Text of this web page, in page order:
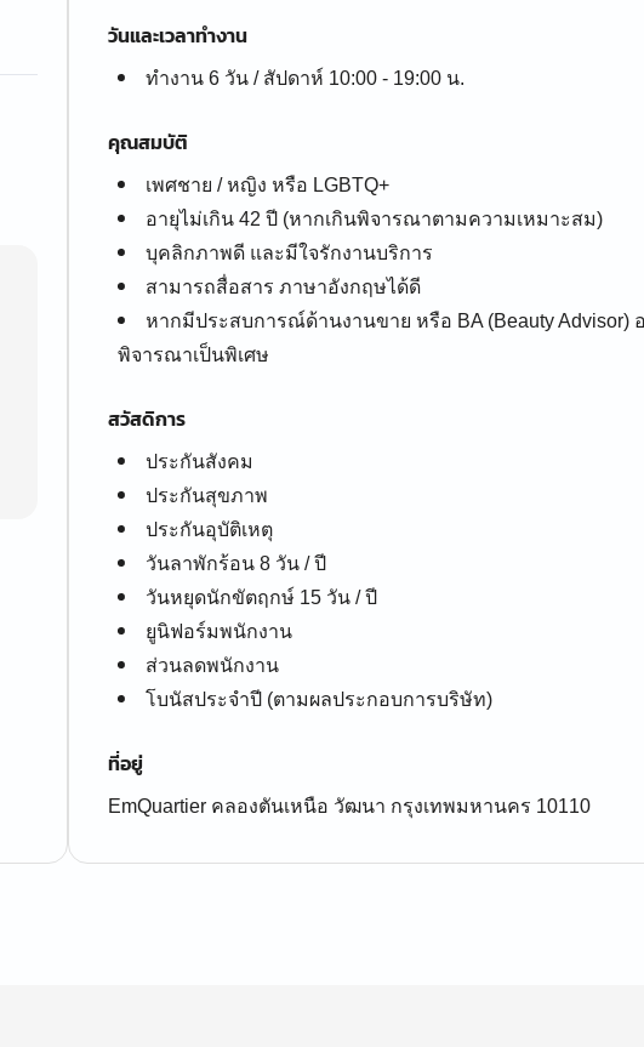
วันและเวลาทำงาน
ทำงาน 6 วัน / สัปดาห์ 10:00 - 19:00 น.
คุณสมบัติ
เพศชาย / หญิง หรือ LGBTQ+
อายุไม่เกิน 42 ปี (หากเกินพิจารณาตามความเหมาะสม)
บุคลิกภาพดี และมีใจรักงานบริการ
สามารถสื่อสาร ภาษาอังกฤษได้ดี
หากมีประสบการณ์ด้านงานขาย หรือ BA (Beauty Advisor)
พิจารณาเป็นพิเศษ
สวัสดิการ
ประกันสังคม
ประกันสุขภาพ
ประกันอุบัติเหตุ
วันลาพักร้อน 8 วัน / ปี
วันหยุดนักขัตฤกษ์ 15 วัน / ปี
ยูนิฟอร์มพนักงาน
ส่วนลดพนักงาน
โบนัสประจำปี (ตามผลประกอบการบริษัท)
ที่อยู่
EmQuartier คลองตันเหนือ วัฒนา กรุงเทพมหานคร 10110